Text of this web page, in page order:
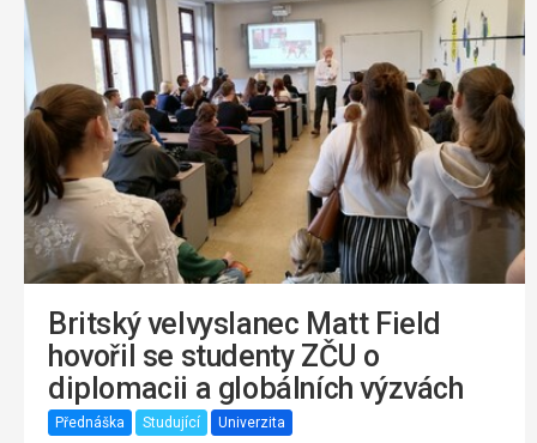
Britský velvyslanec Matt Field
hovořil se studenty ZČU o
diplomacii a globálních výzvách
Přednáška Studující Univerzita